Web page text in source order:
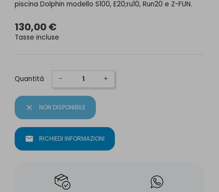
piscina Dolphin modello S100, E20;ru10, Run20 e Z-FUN.
130,00 €
Tasse incluse
Quantità − +
close NON DISPONIBILE
mail RICHIEDI INFORMAZIONI